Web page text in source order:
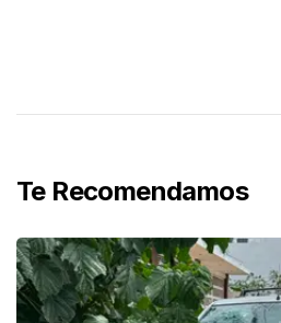
Te Recomendamos